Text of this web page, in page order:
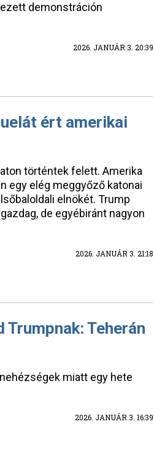
demonstráción
2026. JANUÁR 3. 20:39
ért amerikai
történtek felett. Amerika
egy elég meggyőző katonai
elnökét. Trump
de egyébiránt nagyon
2026. JANUÁR 3. 21:18
Teherán
miatt egy hete
2026. JANUÁR 3. 16:39